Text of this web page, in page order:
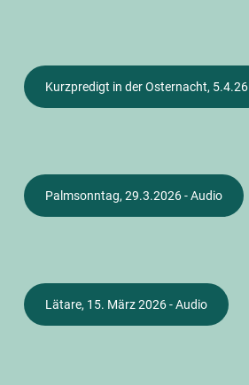
Kurzpredigt in der Osternacht, 5.4.26
Palmsonntag, 29.3.2026 - Audio
Lätare, 15. März 2026 - Audio